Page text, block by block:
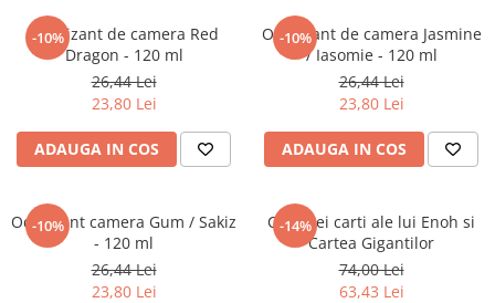
Romane de dragoste, Carti
romantice
Senzatii/Dragoste
Senzatii/Erotic
Senzatii/Suspans
Senzatii/Thriller
SF & Fantasy
Teatru
Teens Book Club
-10%
Odorizant de camera Red
Dragon - 120 ml
26,44 Lei
23,80 Lei
ADAUGA IN COS
-10%
Odorizant de camera Jasmine
/ Iasomie - 120 ml
26,44 Lei
23,80 Lei
ADAUGA IN COS
-10%
Odorizant camera Gum / Sakiz
- 120 ml
26,44 Lei
23,80 Lei
-14%
Cele trei carti ale lui Enoh si
Cartea Gigantilor
74,00 Lei
63,43 Lei